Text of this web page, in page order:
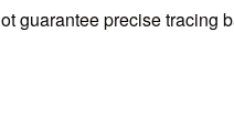
guarantee precise tracing